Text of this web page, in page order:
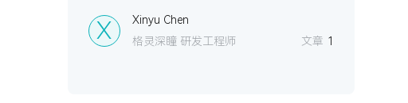
X
Xinyu Chen
格灵深瞳 研发工程师
文章 1